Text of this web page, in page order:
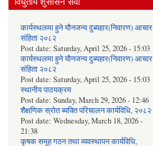
कार्यस्थलमा हुने यौनजन्य दुब्यहार(निवारण) आचार
संहिता २०८२
Post date: Saturday, April 25, 2026 - 15:03
कार्यस्थलमा हुने यौनजन्य दुब्यहार(निवारण) आचार
संहिता २०८२
Post date: Saturday, April 25, 2026 - 15:03
स्थानीय पाठयक्रम
Post date: Sunday, March 29, 2026 - 12:46
शैक्षणिक स्रोत ब्यक्ति परिचालन कार्यविधि, २०८२
Post date: Wednesday, March 18, 2026 -
21:38
कृषक समूह गठन तथा व्यवस्थापन कार्यविधि,